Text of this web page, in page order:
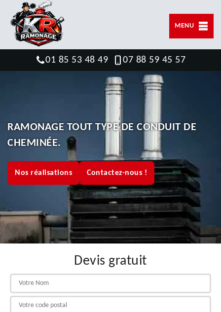
MENU
01 85 53 48 49 07 88 59 45 57
RAMONAGE TOUT TYPE DE CONDUIT DE
CHEMINÉE.
Nos réalisations Contactez-nous !
Devis gratuit